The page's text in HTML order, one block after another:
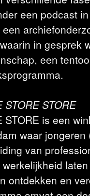
een podcast
een
in gesprek
een
STORE STORE
STORE is een
waar
van
ontdekken en